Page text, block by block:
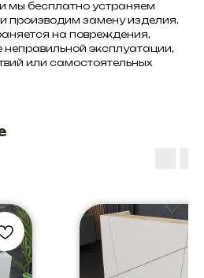
мы бесплатно устраняем
производим замену изделия.
на повреждения,
неправильной эксплуатации,
или самостоятельных